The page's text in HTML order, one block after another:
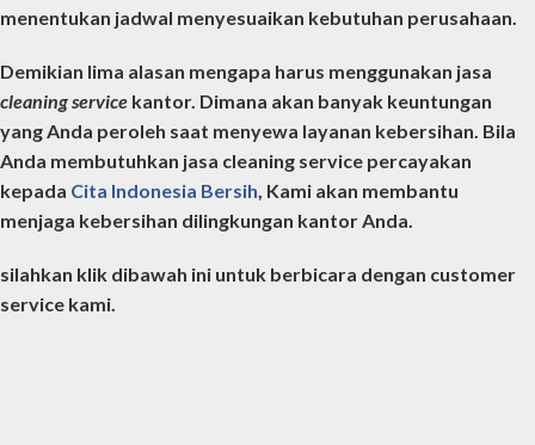
menentukan jadwal menyesuaikan kebutuhan perusahaan.
Demikian lima alasan mengapa harus menggunakan jasa
cleaning service kantor. Dimana akan banyak keuntungan
yang Anda peroleh saat menyewa layanan kebersihan. Bila
Anda membutuhkan jasa cleaning service percayakan
kepada Cita Indonesia Bersih, Kami akan membantu
menjaga kebersihan dilingkungan kantor Anda.
silahkan klik dibawah ini untuk berbicara dengan customer
service kami.